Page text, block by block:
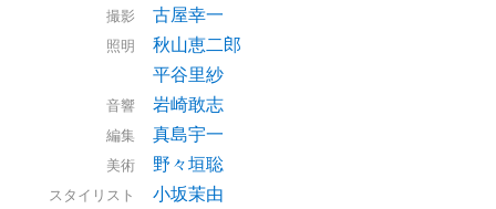
撮影 古屋幸一
照明
秋山恵二郎
平谷里紗
音響 岩崎敢志
編集 真島宇一
美術 野々垣聡
スタイリスト 小坂茉由